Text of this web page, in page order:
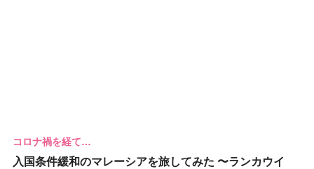
コロナ禍を経て…
入国条件緩和のマレーシアを旅してみた 〜ランカウイ